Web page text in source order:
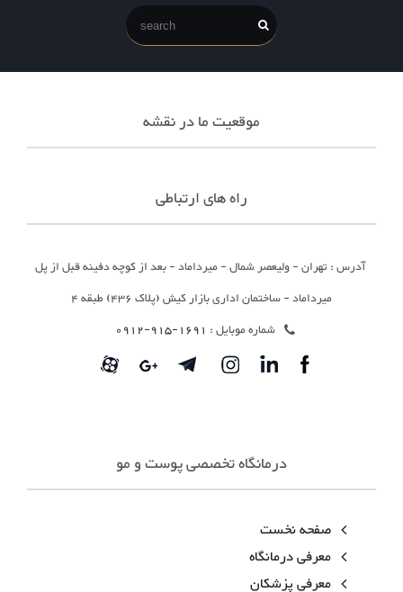
موقعیت ما در نقشه
راه های ارتباطی
آدرس : تهران - ولیعصر شمال - میرداماد - بعد از کوچه دفینه قبل از پل
میرداماد - ساختمان اداری بازار کیش (پلاک 436) طبقه 4
شماره موبایل : 1691-915-0912
درمانگاه تخصصی پوست و مو
صفحه نخست
معرفی درمانگاه
معرفی پزشکان